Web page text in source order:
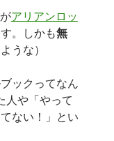
アリアンロッ
。しかも無
うな）
ックってなん
人や「やって
ない！」とい